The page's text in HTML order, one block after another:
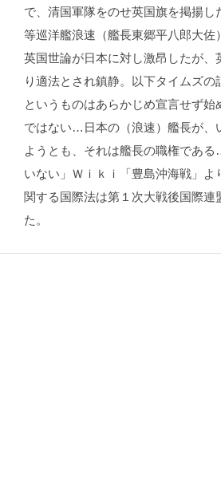
で、清国軍隊をのせ英国旗を掲揚し
等巡洋艦浪速（艦長東郷平八郎大佐
英国世論が日本に対し激昂したが、
り適法とされ鎮静。以下タイムズの
というものはあらかじめ宣言せず始
ではない…日本の（浪速）艦長が、
ようとも、それは艦長の職権であ
いない」Ｗｉｋｉ「豊島沖海戦」よ
関する国際法は第１次大戦後国際連
た。